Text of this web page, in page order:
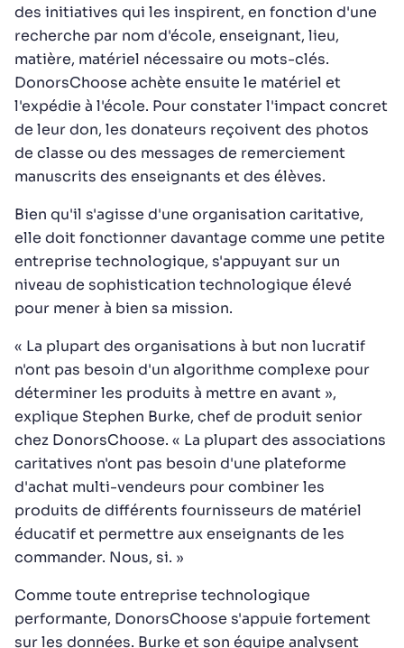
des initiatives qui les inspirent, en fonction d'une
recherche par nom d'école, enseignant, lieu,
matière, matériel nécessaire ou mots-clés.
DonorsChoose achète ensuite le matériel et
l'expédie à l'école. Pour constater l'impact concret
de leur don, les donateurs reçoivent des photos
de classe ou des messages de remerciement
manuscrits des enseignants et des élèves.
Bien qu'il s'agisse d'une organisation caritative,
elle doit fonctionner davantage comme une petite
entreprise technologique, s'appuyant sur un
niveau de sophistication technologique élevé
pour mener à bien sa mission.
« La plupart des organisations à but non lucratif
n'ont pas besoin d'un algorithme complexe pour
déterminer les produits à mettre en avant »,
explique Stephen Burke, chef de produit senior
chez DonorsChoose. « La plupart des associations
caritatives n'ont pas besoin d'une plateforme
d'achat multi-vendeurs pour combiner les
produits de différents fournisseurs de matériel
éducatif et permettre aux enseignants de les
commander. Nous, si. »
Comme toute entreprise technologique
performante, DonorsChoose s'appuie fortement
sur les données. Burke et son équipe analysent